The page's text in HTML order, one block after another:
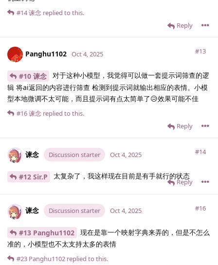
Reply
#14谏念 replied to this.
Panghu1102 #13
Oct 4, 2025
#10 谏念
对于这种小模型，我觉得可以做一套提示词筛查的逻
辑 将ai返回的内容进行筛查 检测到提示词就输出相应的表情。小模
型本地微调不太可能，而且提示词有点太简单了😥效果可能不佳
Reply
#16谏念 replied to this.
谏念 Discussion starter #14
Oct 4, 2025
#12 Sir.​P 太复杂了，我这样现在目前是有手就行的状态
Reply
谏念 Discussion starter #16
Oct 4, 2025
#13 Panghu1102
现在是靠一个映射字典来弄的，但是不怎么
准的，小模型也不太支持太多的表情
#23 Panghu1102 replied to this.